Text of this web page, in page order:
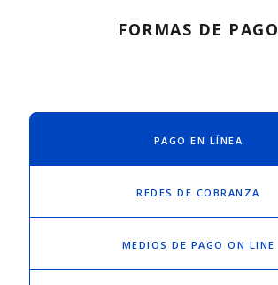
FORMAS DE PAGO
PAGO EN LÍNEA
REDES DE COBRANZA
MEDIOS DE PAGO ON LINE